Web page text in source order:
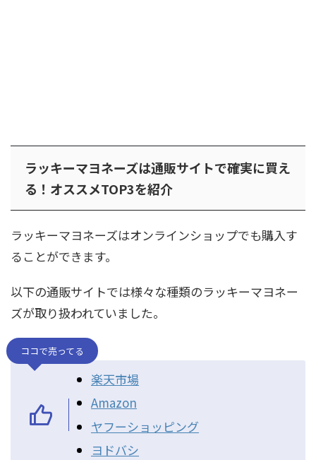
ラッキーマヨネーズは通販サイトで確実に買え
る！オススメTOP3を紹介
ラッキーマヨネーズはオンラインショップでも購入す
ることができます。
以下の通販サイトでは様々な種類のラッキーマヨネー
ズが取り扱われていました。
ココで売ってる
楽天市場
Amazon
ヤフーショッピング
ヨドバシ